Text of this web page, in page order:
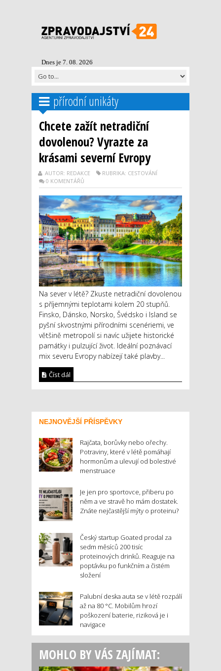
Dnes je 7. 08. 2026
přírodní unikáty
Chcete zažít netradiční
dovolenou? Vyrazte za
krásami severní Evropy
AUTOR: REDAKCE
RUBRIKA: CESTOVÁNÍ
0 KOMENTÁŘŮ
Na sever v létě? Zkuste netradiční dovolenou
s příjemnými teplotami kolem 20 stupňů.
Finsko, Dánsko, Norsko, Švédsko i Island se
pyšní skvostnými přírodními scenériemi, ve
většině metropolí si navíc užijete historické
památky i pulzující život. Ideální poznávací
mix severu Evropy nabízejí také plavby...
Číst dál
NEJNOVĚJŠÍ PŘÍSPĚVKY
Rajčata, borůvky nebo ořechy.
Potraviny, které v létě pomáhají
hormonům a ulevují od bolestivé
menstruace
Je jen pro sportovce, přiberu po
něm a ve stravě ho mám dostatek.
Znáte nejčastější mýty o proteinu?
Český startup Goated prodal za
sedm měsíců 200 tisíc
proteinových drinků. Reaguje na
poptávku po funkčním a čistém
složení
Palubní deska auta se v létě rozpálí
až na 80 °C. Mobilům hrozí
poškození baterie, riziková je i
navigace
MOHLO BY VÁS ZAJÍMAT: